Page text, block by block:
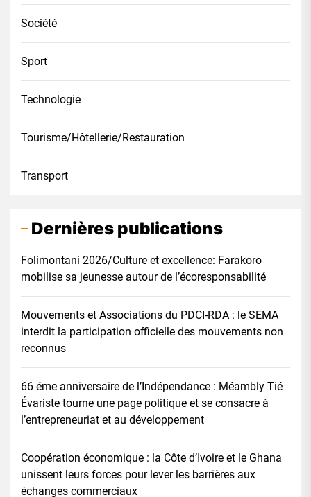
Société
Sport
Technologie
Tourisme/Hôtellerie/Restauration
Transport
Dernières publications
Folimontani 2026/Culture et excellence: Farakoro
mobilise sa jeunesse autour de l’écoresponsabilité
Mouvements et Associations du PDCI-RDA : le SEMA
interdit la participation officielle des mouvements non
reconnus
66 éme anniversaire de l’Indépendance : Méambly Tié
Évariste tourne une page politique et se consacre à
l’entrepreneuriat et au développement
Coopération économique : la Côte d’Ivoire et le Ghana
unissent leurs forces pour lever les barrières aux
échanges commerciaux